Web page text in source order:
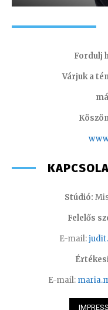
Fordulj
Várjuk a
Stúdió:
Felelős
E-mail:
E-mail: